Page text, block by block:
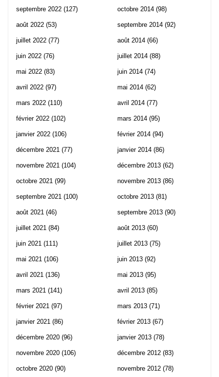
septembre 2022 (127)
août 2022 (53)
juillet 2022 (77)
juin 2022 (76)
mai 2022 (83)
avril 2022 (97)
mars 2022 (110)
février 2022 (102)
janvier 2022 (106)
décembre 2021 (77)
novembre 2021 (104)
octobre 2021 (99)
septembre 2021 (100)
août 2021 (46)
juillet 2021 (84)
juin 2021 (111)
mai 2021 (106)
avril 2021 (136)
mars 2021 (141)
février 2021 (97)
janvier 2021 (86)
décembre 2020 (96)
novembre 2020 (106)
octobre 2020 (90)
octobre 2014 (98)
septembre 2014 (92)
août 2014 (66)
juillet 2014 (88)
juin 2014 (74)
mai 2014 (62)
avril 2014 (77)
mars 2014 (95)
février 2014 (94)
janvier 2014 (86)
décembre 2013 (62)
novembre 2013 (86)
octobre 2013 (81)
septembre 2013 (90)
août 2013 (60)
juillet 2013 (75)
juin 2013 (92)
mai 2013 (95)
avril 2013 (85)
mars 2013 (71)
février 2013 (67)
janvier 2013 (78)
décembre 2012 (83)
novembre 2012 (78)